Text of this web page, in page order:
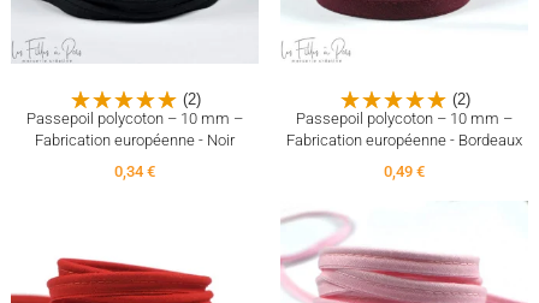
(2)
Passepoil polycoton – 10 mm –
Fabrication européenne - Noir
0,34 €
(2)
Passepoil polycoton – 10 mm –
Fabrication européenne - Bordeaux
0,49 €